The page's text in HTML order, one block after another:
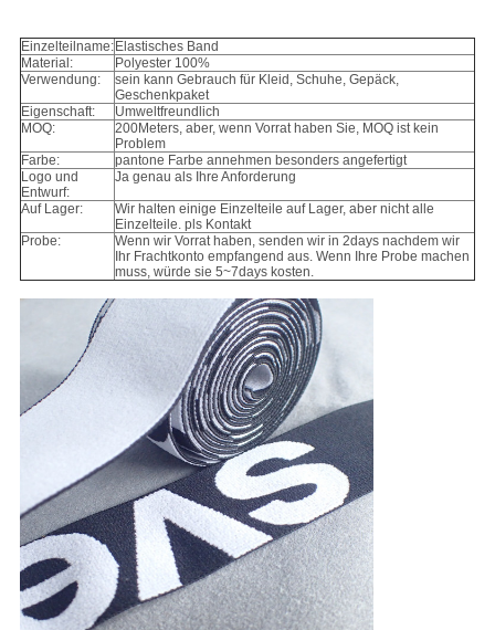
Einzelteilname: Elastisches Band
Material:
Polyester 100%
Verwendung:
sein kann Gebrauch für Kleid, Schuhe, Gepäck,
Geschenkpaket
Eigenschaft:
Umweltfreundlich
MOQ:
200Meters, aber, wenn Vorrat haben Sie, MOQ ist kein
Problem
Farbe:
pantone Farbe annehmen besonders angefertigt
Logo und
Entwurf:
Ja genau als Ihre Anforderung
Auf Lager:
Wir halten einige Einzelteile auf Lager, aber nicht alle
Einzelteile. pls Kontakt
Probe:
Wenn wir Vorrat haben, senden wir in 2days nachdem wir
Ihr Frachtkonto empfangend aus. Wenn Ihre Probe machen
muss, würde sie 5~7days kosten.